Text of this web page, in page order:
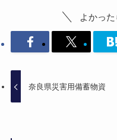
よかっ
奈良県災害用備蓄物資